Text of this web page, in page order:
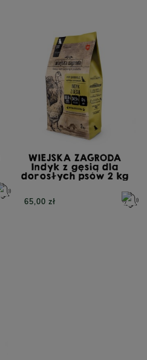
WIEJSKA ZAGRODA
Indyk z gęsią dla
dorosłych psów 2 kg
65,00 zł